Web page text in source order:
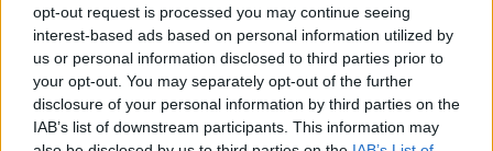
opt-out request is processed you may continue seeing
interest-based ads based on personal information utilized by
us or personal information disclosed to third parties prior to
your opt-out. You may separately opt-out of the further
disclosure of your personal information by third parties on the
IAB’s list of downstream participants. This information may
το σενάριο τουΕθνικού Σχεδίου για την Ενέργεια
και το Κλίμα (ΕΣΕΚ).
Σενάριο 2 : Προβλέπειαυξημένη διείσδυση
ηλεκτρικών οχημάτων.
Σενάριο 3: Ενσωματώνει στοΣενάριο 1τα
αιτήματα γιαμεγάλης ισχύος συνδέσεις, κυρίως
από μεγάλες βιομηχανίες και έργα.